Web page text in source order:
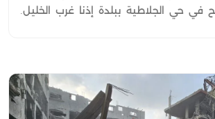
في حي الجلاطية ببلدة إذنا غرب الخليل.